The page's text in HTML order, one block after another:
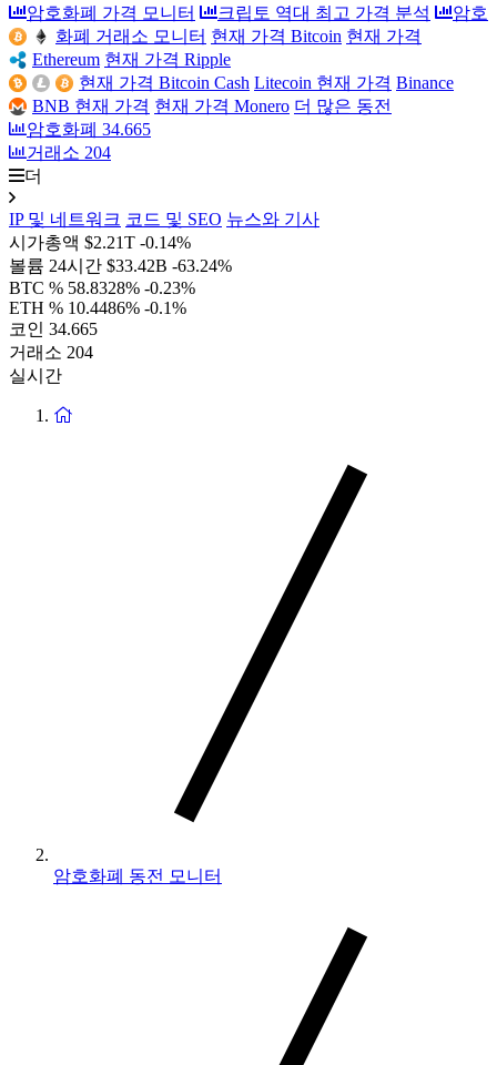
암호화폐 가격 모니터 크립토 역대 최고 가격 분석
암호
화폐 거래소 모니터 현재 가격 Bitcoin 현재 가격
Ethereum 현재 가격 Ripple
현재 가격 Bitcoin Cash Litecoin 현재 가격 Binance
BNB 현재 가격 현재 가격 Monero 더 많은 동전
암호화폐 34.665
거래소 204
더
IP 및 네트워크 코드 및 SEO 뉴스와 기사
시가총액 $2.21T -0.14%
볼륨 24시간 $33.42B -63.24%
BTC % 58.8328% -0.23%
ETH % 10.4486% -0.1%
코인 34.665
거래소 204
실시간
암호화폐 동전 모니터